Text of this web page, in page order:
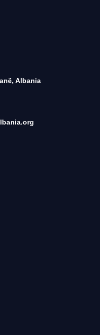
Albania